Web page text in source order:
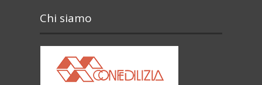
Chi siamo